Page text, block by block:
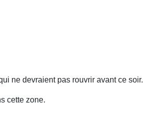
ne devraient pas rouvrir avant ce soir.
cette zone.